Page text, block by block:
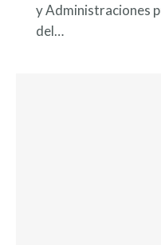
y Administraciones
del…